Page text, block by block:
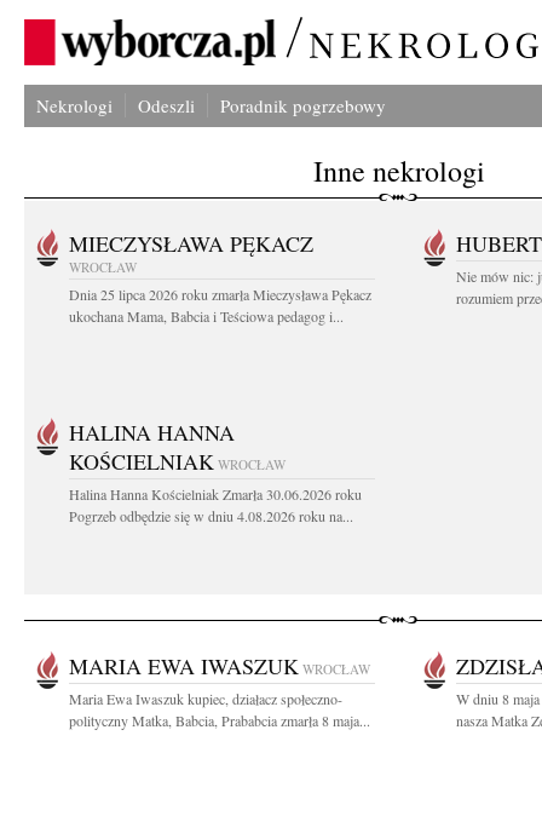
Nekrologi Odeszli Poradnik pogrzebowy
Inne nekrologi
MIECZYSŁAWA PĘKACZ
WROCŁAW
Dnia 25 lipca 2026 roku zmarła Mieczysława Pękacz
ukochana Mama, Babcia i Teściowa pedagog i...
Nie mów nic:
rozumiem
HALINA HANNA
KOŚCIELNIAK WROCŁAW
Halina Hanna Kościelniak Zmarła 30.06.2026 roku
Pogrzeb odbędzie się w dniu 4.08.2026 roku na...
MARIA EWA IWASZUK WROCŁAW
Maria Ewa Iwaszuk kupiec, działacz społeczno-
polityczny Matka, Babcia, Prababcia zmarła 8 maja...
W dniu 8
nasza Matka